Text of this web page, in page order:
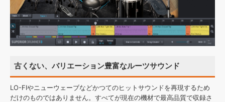
古くない、バリエーション豊富なルーツサウンド
LO-FIやニューウェーブなどかつてのヒットサウンドを再現するため
だけのものではありません。すべてが現在の機材で最高品質で収録さ